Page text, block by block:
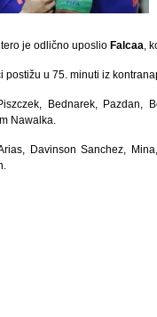
je odlično uposlio Falcaa,
postižu u 75. minuti iz
Bednarek, Pazdan,
Nawalka.
Davinson Sanchez,